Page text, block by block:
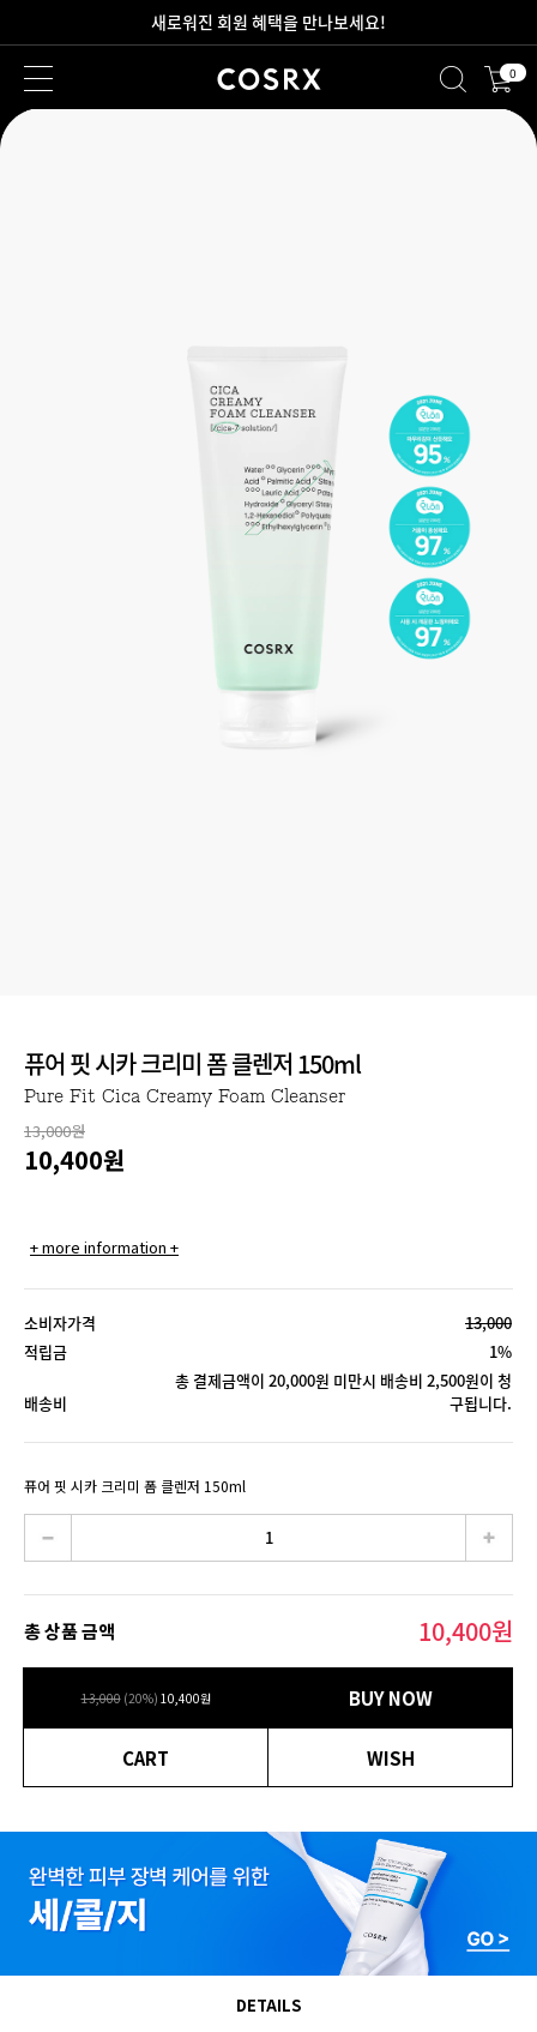
2만원 이상 무료 배송
새로워진 회원 혜택을 만나보세요! 0
퓨어 핏 시카 크리미 폼 클렌저 150ml
Pure Fit Cica Creamy Foam Cleanser
13,000원
10,400원
+ more information +
소비자가격
13,000
적립금
1%
배송비
총 결제금액이 20,000원 미만시 배송비 2,500원이 청
구됩니다.
퓨어 핏 시카 크리미 폼 클렌저 150ml
총 상품 금액 10,400원
13,000 (20%) 10,400원 BUY NOW
CART WISH
DETAILS